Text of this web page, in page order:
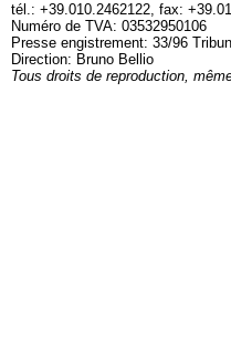
tél.: +39.010.2462122, fax:
Numéro de TVA: 03532950106
Presse engistrement: 33/96
Direction: Bruno Bellio
Tous droits de reproduction,